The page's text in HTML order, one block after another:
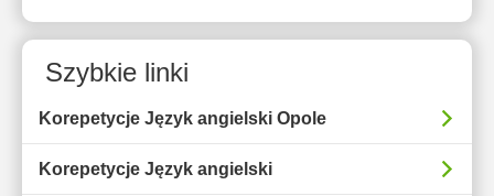
Szybkie linki
Korepetycje Język angielski Opole
Korepetycje Język angielski